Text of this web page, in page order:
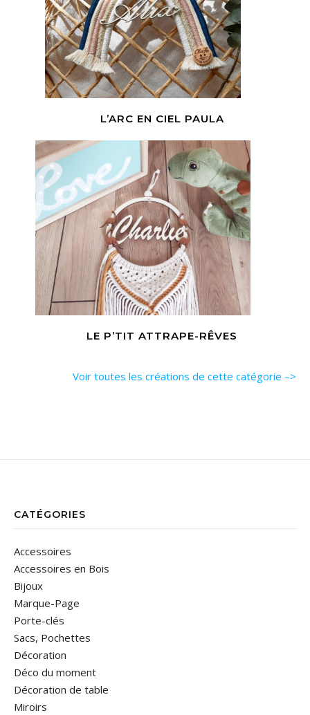
L’ARC EN CIEL PAULA
LE P’TIT ATTRAPE-RÊVES
Voir toutes les créations de cette catégorie –>
CATÉGORIES
Accessoires
Accessoires en Bois
Bijoux
Marque-Page
Porte-clés
Sacs, Pochettes
Décoration
Déco du moment
Décoration de table
Miroirs